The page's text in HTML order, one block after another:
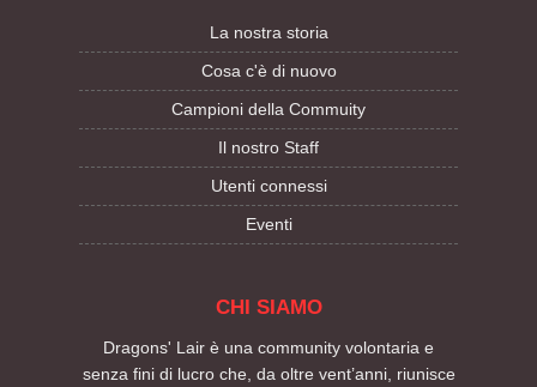
La nostra storia
Cosa c'è di nuovo
Campioni della Commuity
Il nostro Staff
Utenti connessi
Eventi
CHI SIAMO
Dragons' Lair è una community volontaria e
senza fini di lucro che, da oltre vent’anni, riunisce